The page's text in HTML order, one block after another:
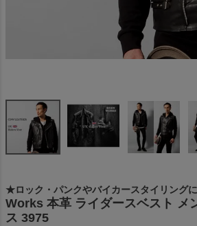
★ロック・パンクやバイカースタイリング
Works 本革 ライダースベスト メ
ス 3975